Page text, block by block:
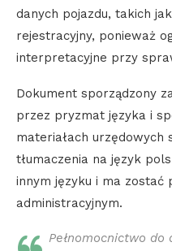
danych pojazdu, takich
rejestracyjny, ponieważ
interpretacyjne przy
Dokument sporządzony
przez pryzmat języka i
materiałach urzędowych
tłumaczenia na język
innym języku i ma zostać
administracyjnym.
Pełnomocnictwo do